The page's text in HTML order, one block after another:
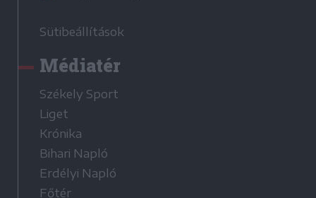
Sütibeállítások
Médiatér
Székely Sport
Liget
Krónika
Bihari Napló
Erdélyi Napló
Főtér